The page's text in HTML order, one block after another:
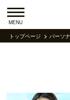
MENU
トップページ パーソ